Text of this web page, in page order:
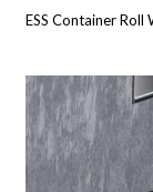
ESS Container